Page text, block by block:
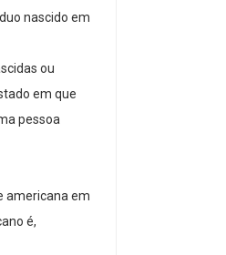
nascido em
ou
em que
pessoa
americana em
é,